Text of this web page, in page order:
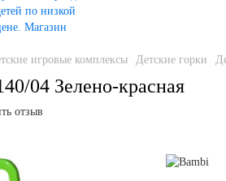
игровые комплексы Детские горки
04 Зелено-красная
отзыв